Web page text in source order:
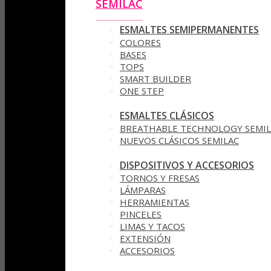
SEMILAC
ESMALTES SEMIPERMANENTES
COLORES
BASES
TOPS
SMART BUILDER
ONE STEP
ESMALTES CLÁSICOS
BREATHABLE TECHNOLOGY
NUEVOS CLÁSICOS SEMILAC
DISPOSITIVOS Y ACCESORIOS
TORNOS Y FRESAS
LÁMPARAS
HERRAMIENTAS
PINCELES
LIMAS Y TACOS
EXTENSIÓN
ACCESORIOS